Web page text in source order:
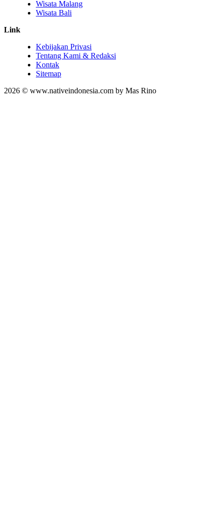
Wisata Malang
Wisata Bali
Link
Kebijakan Privasi
Tentang Kami & Redaksi
Kontak
Sitemap
2026 © www.nativeindonesia.com by Mas Rino